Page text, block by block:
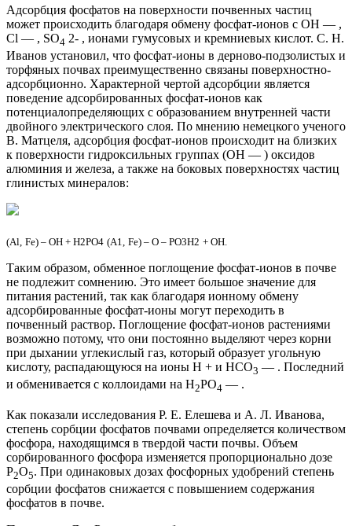
Адсорбция фосфатов на поверхности почвенных частиц
может происходить благодаря обмену фосфат-ионов с ОН — ,
Cl — , SO4 2- , ионами гумусовых и кремниевых кислот. С. Н.
Иванов установил, что фосфат-ионы в дерново-подзолистых и
торфяных почвах преимущественно связаны поверхностно-
адсорбционно. Характерной чертой адсорбции является
поведение адсорбированных фосфат-ионов как
потенциалопределяющих с образованием внутренней части
двойного электрического слоя. По мнению немецкого ученого
В. Матцеля, адсорбция фосфат-ионов происходит на близких
к поверхности гидроксильных группах (ОН — ) оксидов
алюминия и железа, а также на боковых поверхностях частиц
глинистых минералов:
(Al, Fe) – ОН + Н2РО4 (А1, Fe) – О – РО3Н2 + ОН.
Таким образом, обменное поглощение фосфат-ионов в почве
не подлежит сомнению. Это имеет большое значение для
питания растений, так как благодаря ионному обмену
адсорбированные фосфат-ионы могут переходить в
почвенный раствор. Поглощение фосфат-ионов растениями
возможно потому, что они постоянно выделяют через корни
при дыхании углекислый газ, который образует угольную
кислоту, распадающуюся на ионы Н + и HCO3 — . Последний
и обменивается с коллоидами на Н2РО4 — .
Как показали исследования Р. Е. Елешева и А. Л. Иванова,
степень сорбции фосфатов почвами определяется количеством
фосфора, находящимся в твердой части почвы. Объем
сорбированного фосфора изменяется пропорционально дозе
Р2О5. При одинаковых дозах фосфорных удобрений степень
сорбции фосфатов снижается с повышением содержания
фосфатов в почве.